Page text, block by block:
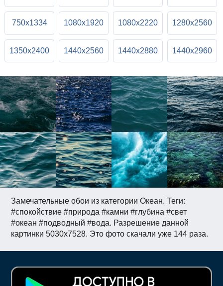
Замечательные обои из категории Океан. Теги:
#спокойствие #природа #камни #глубина #свет
#океан #подводный #вода. Разрешение данной
картинки 5030x7528. Это фото скачали уже 144 раза.
750x1334 1080x1920 1080x2220 1280x2560
1350x2400 1440x2560 1440x2880 1440x2960